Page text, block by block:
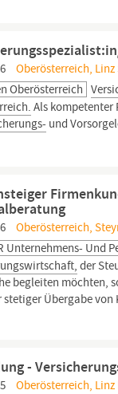
Oberösterreich, Linz
Oberösterreich
Als kompetenter
und
Oberösterreich,
Unternehmens- Und
der
begleiten möchten,
stetiger Übergabe von
-
Oberösterreich, Linz